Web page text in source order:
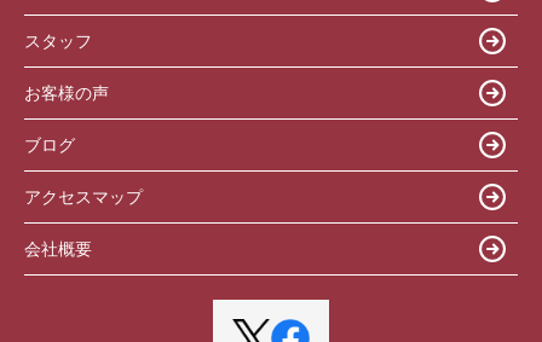
スタッフ
お客様の声
ブログ
アクセスマップ
会社概要